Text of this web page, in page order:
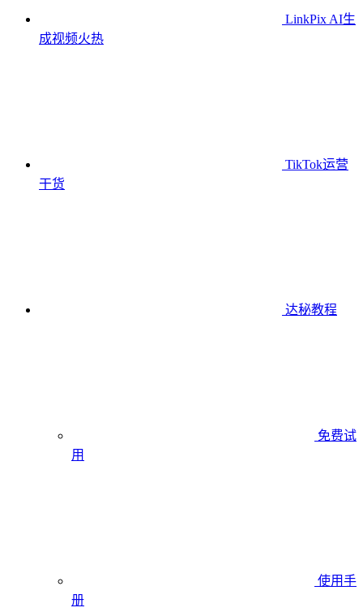
LinkPix AI生
成视频火热
TikTok运营
干货
达秘教程
免费试
用
使用手
册